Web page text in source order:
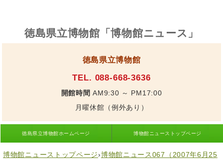
徳島県立博物館「博物館ニュース」
徳島県立博物館
TEL. 088-668-3636
開館時間 AM9:30 ～ PM17:00
月曜休館（例外あり）
徳島県立博物館ホームページ 博物館ニューストップページ
博物館ニューストップページ›博物館ニュース067（2007年6月25